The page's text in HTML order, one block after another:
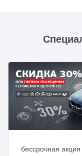
бессрочная акция